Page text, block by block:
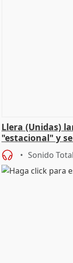
Llera (Unidas)
"estacional" y
Sonido